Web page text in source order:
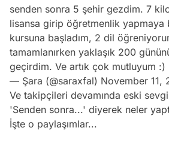
senden sonra 5 şehir gezdim. 7
lisansa girip öğretmenlik yapmaya
kursuna başladım, 2 dil
tamamlanırken yaklaşık 200
geçirdim. Ve artık çok mutluyum :)
— Şara (@saraxfal) November 11,
Ve takipçileri devamında eski
'Senden sonra...' diyerek neler
İşte o paylaşımlar...